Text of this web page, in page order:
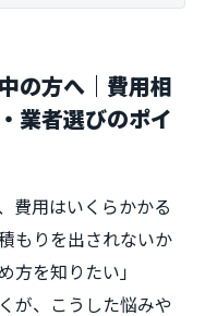
の方へ｜費用相
業者選びのポイ
費用はいくらかかる
もりを出されないか
を知りたい」
が、こうした悩みや